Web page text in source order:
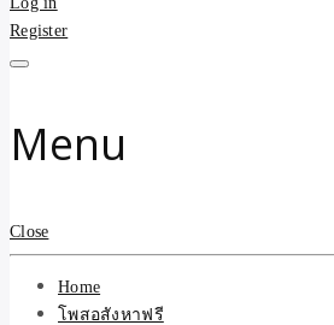
รับจ้าง โพสอสัง
Register
Menu
Close
Home
โพสอสังหาฟรี